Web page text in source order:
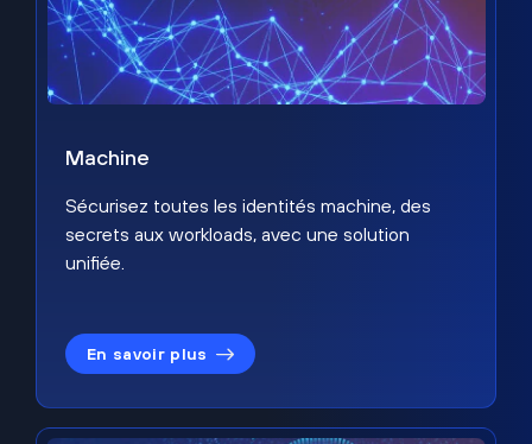
Machine
Sécurisez toutes les identités machine, des
secrets aux workloads, avec une solution
unifiée.
En savoir plus